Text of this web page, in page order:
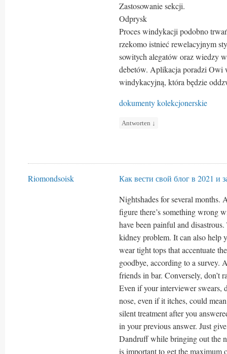
Zastosowanie sekcji.
Odprysk
Proces windykacji podobno
rzekomo istnieć rewelacyjnym
sowitych alegatów oraz wiedzy
debetów. Aplikacja poradzi Owi
windykacyjną, która będzie
dokumenty kolekcjonerskie
Antworten ↓
Riomondsoisk
Как вести свой блог в 2021 и
Nightshades for several months.
figure there’s something wrong
have been painful and
kidney problem. It can also help
wear tight tops that accentuate
goodbye, according to a survey.
friends in bar. Conversely, don’t
Even if your interviewer swears,
nose, even if it itches, could
silent treatment after you
in your previous answer. Just
Dandruff while bringing out the
is important to get the maximum